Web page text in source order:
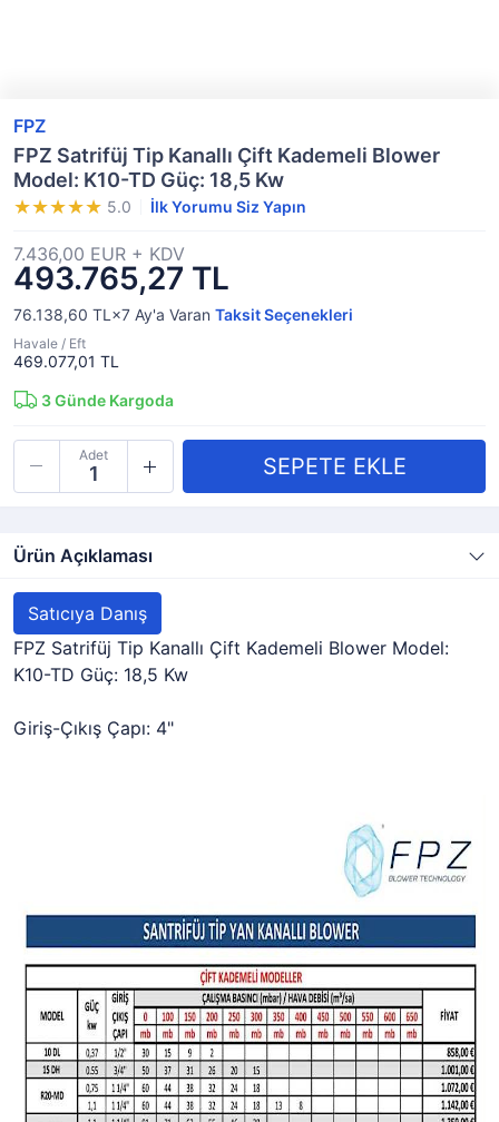
FPZ
FPZ Satrifüj Tip Kanallı Çift Kademeli Blower
Model: K10-TD Güç: 18,5 Kw
5.0 İlk Yorumu Siz Yapın
493.765,27 TL
7.436,00 EUR + KDV
76.138,60 TL×7 Ay'a Varan Taksit Seçenekleri
Havale / Eft
469.077,01 TL
3Günde Kargoda
Adet
Ürün Açıklaması
Satıcıya Danış
FPZ Satrifüj Tip Kanallı Çift Kademeli Blower Model:
K10-TD Güç: 18,5 Kw
Giriş-Çıkış Çapı: 4"